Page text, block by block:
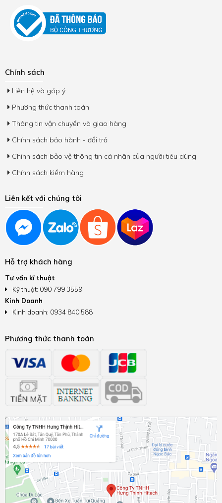
Chính sách
Liên hệ và góp ý
Phương thức thanh toán
Thông tin vận chuyển và giao hàng
Chính sách bảo hành - đổi trả
Chính sách bảo vệ thông tin cá nhân của người tiêu dùng
Chính sách kiểm hàng
Liên kết với chúng tôi
Hỗ trợ khách hàng
Tư vấn kĩ thuật
Kỹ thuật: 090 799 3559
Kinh Doanh
Kinh doanh: 0934 840 588
Phương thức thanh toán